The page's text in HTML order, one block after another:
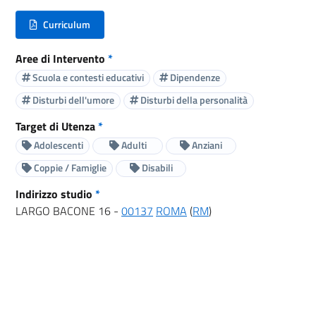
Curriculum
(nuova scheda - new tab)
Aree di Intervento *
Scuola e contesti educativi
Dipendenze
Disturbi dell'umore
Disturbi della personalità
Target di Utenza*
Adolescenti Adulti
Anziani
Coppie / Famiglie
Disabili
Indirizzo studio *
LARGO BACONE 16 - 00137 ROMA (RM)